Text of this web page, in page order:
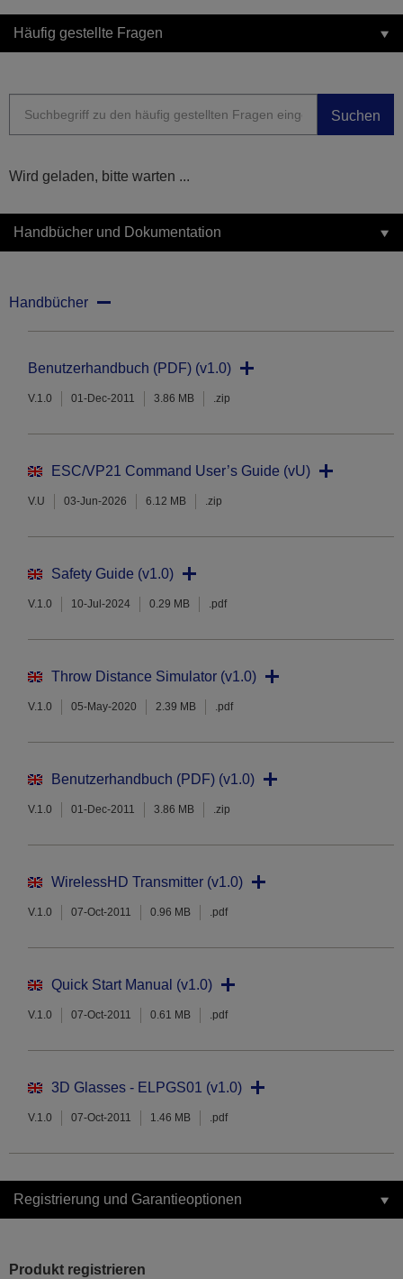
Häufig gestellte Fragen
Suchen
Wird geladen, bitte warten ...
Handbücher und Dokumentation
Handbücher
Benutzerhandbuch (PDF) (v1.0)
V.1.0 01-Dec-2011 3.86 MB .zip
ESC/VP21 Command User’s Guide (vU)
V.U 03-Jun-2026 6.12 MB .zip
Safety Guide (v1.0)
V.1.0 10-Jul-2024 0.29 MB .pdf
Throw Distance Simulator (v1.0)
V.1.0 05-May-2020 2.39 MB .pdf
Benutzerhandbuch (PDF) (v1.0)
V.1.0 01-Dec-2011 3.86 MB .zip
WirelessHD Transmitter (v1.0)
V.1.0 07-Oct-2011 0.96 MB .pdf
Quick Start Manual (v1.0)
V.1.0 07-Oct-2011 0.61 MB .pdf
3D Glasses - ELPGS01 (v1.0)
V.1.0 07-Oct-2011 1.46 MB .pdf
Registrierung und Garantieoptionen
Produkt registrieren